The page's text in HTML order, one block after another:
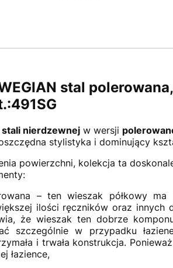
stal
stali nierdzewnejw wersji
stylistyka i dominujący
powierzchni, kolekcja ta
– ten wieszak półkowy
ilości ręczników oraz innych
że wieszak ten dobrze
szczególnie w przypadku
i trwała konstrukcja.
łazience,